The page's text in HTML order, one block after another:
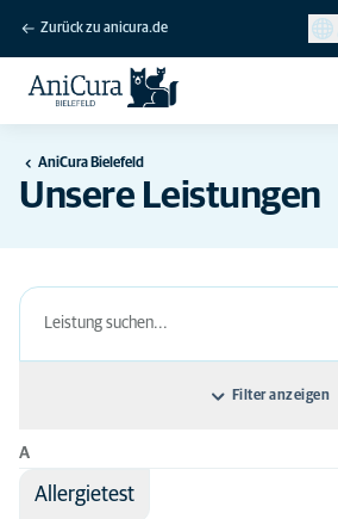
Zurück zu anicura.de
AniCura Bielefeld
Unsere Leistungen
Filter anzeigen
Name der Leistung
Alle Tierarten
A
Allergietest